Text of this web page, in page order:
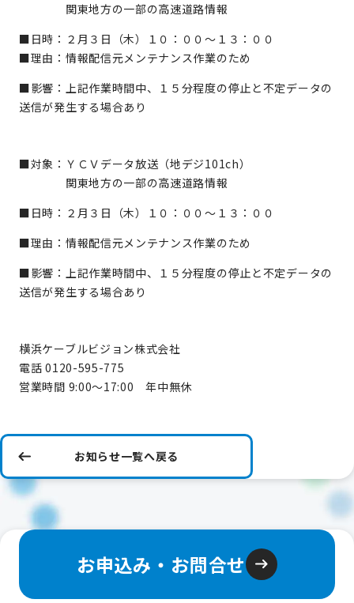
関東地方の一部の高速道路情報
■日時：２月３日（木）１０：００～１３：００
■理由：情報配信元メンテナンス作業のため
■影響：上記作業時間中、１５分程度の停止と不定データの
送信が発生する場合あり
■対象：ＹＣＶデータ放送（地デジ101ch）
関東地方の一部の高速道路情報
■日時：２月３日（木）１０：００～１３：００
■理由：情報配信元メンテナンス作業のため
■影響：上記作業時間中、１５分程度の停止と不定データの
送信が発生する場合あり
横浜ケーブルビジョン株式会社
電話 0120-595-775
営業時間 9:00～17:00 年中無休
お知らせ一覧へ戻る
お申込み・お問合せ